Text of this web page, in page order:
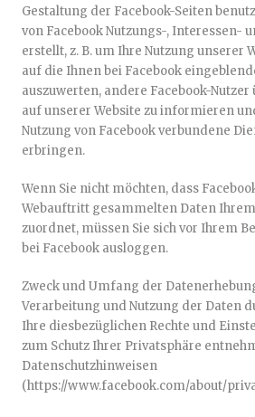
Gestaltung der Facebook-Seiten
von Facebook Nutzungs-, Interessen-
erstellt, z. B. um Ihre Nutzung unserer
auf die Ihnen bei Facebook
auszuwerten, andere Facebook-
auf unserer Website zu informieren
Nutzung von Facebook verbundene
erbringen.
Wenn Sie nicht möchten, dass
Webauftritt gesammelten Daten
zuordnet, müssen Sie sich vor Ihrem
bei Facebook ausloggen.
Zweck und Umfang der
Verarbeitung und Nutzung der Daten
Ihre diesbezüglichen Rechte und
zum Schutz Ihrer Privatsphäre
Datenschutzhinweisen
(https://www.facebook.com/about/